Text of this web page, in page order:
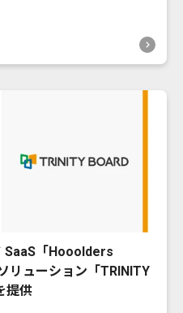
SaaS「Hooolders
リューション「TRINITY
提供